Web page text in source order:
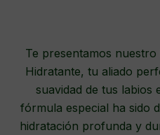
Te presentamos
Hidratante, tu aliado
suavidad de tus labios
fórmula especial ha sido
hidratación profunda y